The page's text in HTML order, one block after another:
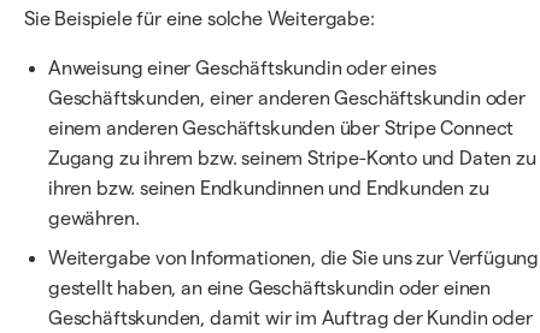
Sie Beispiele für eine solche Weitergabe:
Anweisung einer Geschäftskundin oder eines
Geschäftskunden, einer anderen Geschäftskundin oder
einem anderen Geschäftskunden über Stripe Connect
Zugang zu ihrem bzw. seinem Stripe-Konto und Daten zu
ihren bzw. seinen Endkundinnen und Endkunden zu
gewähren.
Weitergabe von Informationen, die Sie uns zur Verfügung
gestellt haben, an eine Geschäftskundin oder einen
Geschäftskunden, damit wir im Auftrag der Kundin oder